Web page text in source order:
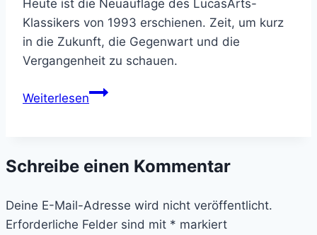
Heute ist die Neuauflage des LucasArts-
Klassikers von 1993 erschienen. Zeit, um kurz
in die Zukunft, die Gegenwart und die
Vergangenheit zu schauen.
WeiterlesenDay
Remastered
Schreibe einen Kommentar
Deine E-Mail-Adresse wird nicht veröffentlicht.
Erforderliche Felder sind mit * markiert